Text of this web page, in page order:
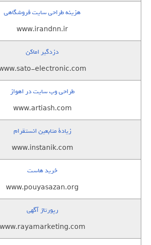
هزینه طراحی سایت فروشگاهی
www.irandnn.ir
دزدگیر اماکن
electronic.com
طراحی وب سایت در اهواز
www.artiash.com
زيادة متابعين انستقرام
www.instanik.com
خرید هاست
www.pouyasazan.org
رپورتاژ آگهی
www.rayamarketing.com